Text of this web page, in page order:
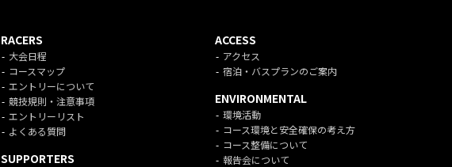
RACERS
大会日程
コースマップ
エントリーについて
競技規則・注意事項
エントリーリスト
よくある質問
SUPPORTERS
ACCESS
アクセス
宿泊・バスプランのご案内
ENVIRONMENTAL
環境活動
コース環境と安全確保の考え方
コース整備について
報告会について